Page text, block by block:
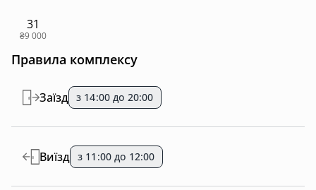
31
₴9 000
Правила комплексу
Заїзд з 14:00 до 20:00
Виїзд з 11:00 до 12:00